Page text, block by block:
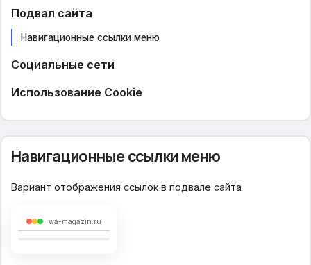
Подвал сайта
Навигационные ссылки меню
Социальные сети
Использование Cookie
Навигационные ссылки меню
Вариант отображения ссылок в подвале сайта
wa-magazin.ru